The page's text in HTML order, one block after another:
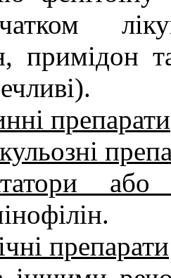
примідон
препарати
або
препарати